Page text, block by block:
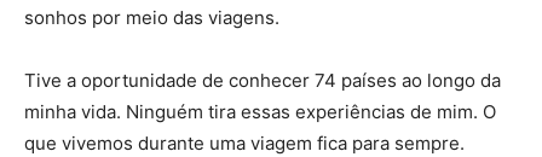
sonhos por meio das viagens.
Tive a oportunidade de conhecer 74 países ao longo da
minha vida. Ninguém tira essas experiências de mim. O
que vivemos durante uma viagem fica para sempre.